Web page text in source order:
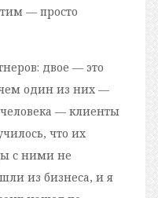
— просто
двое — это
один из них —
— клиенты
что их
с ними не
из бизнеса, и я